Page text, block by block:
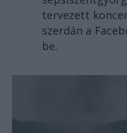
tervezett
szerdán a
be.